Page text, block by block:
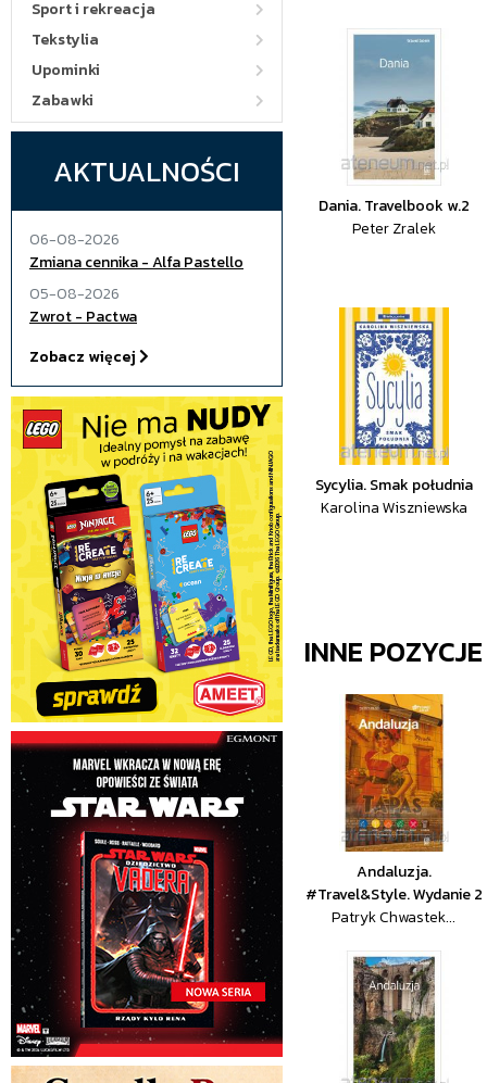
Sport i rekreacja
Tekstylia
Upominki
Zabawki
AKTUALNOŚCI
06-08-2026
Zmiana cennika - Alfa Pastello
05-08-2026
Zwrot - Pactwa
Zobacz więcej
Dania. Travelbook w.2
Peter Zralek
Sycylia. Smak południa
Karolina Wiszniewska
INNE
Andaluzja.
#Travel&Style. Wydanie 2
Patryk Chwastek...